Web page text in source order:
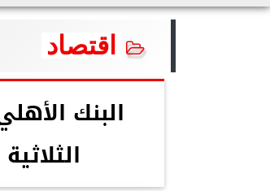
اقتصاد
البنك